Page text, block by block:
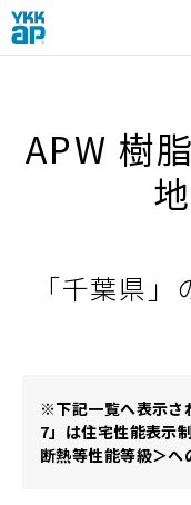
APW 樹
「千葉県
※下記一覧へ表示さ
7」は住宅性能表示
断熱等性能等級＞へ